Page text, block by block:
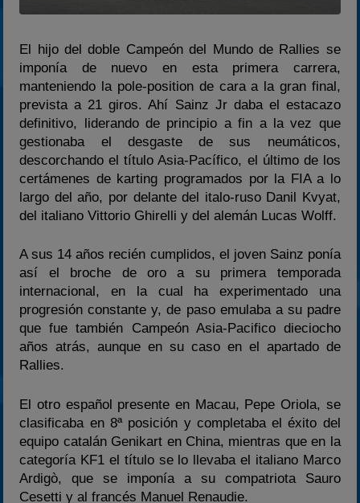
El hijo del doble Campeón del Mundo de Rallies se
imponía de nuevo en esta primera carrera,
manteniendo la pole-position de cara a la gran final,
prevista a 21 giros. Ahí Sainz Jr daba el estacazo
definitivo, liderando de principio a fin a la vez que
gestionaba el desgaste de sus neumáticos,
descorchando el título Asia-Pacífico, el último de los
certámenes de karting programados por la FIA a lo
largo del año, por delante del italo-ruso Danil Kvyat,
del italiano Vittorio Ghirelli y del alemán Lucas Wolff.
A sus 14 años recién cumplidos, el joven Sainz ponía
así el broche de oro a su primera temporada
internacional, en la cual ha experimentado una
progresión constante y, de paso emulaba a su padre
que fue también Campeón Asia-Pacifico dieciocho
años atrás, aunque en su caso en el apartado de
Rallies.
El otro español presente en Macau, Pepe Oriola, se
clasificaba en 8ª posición y completaba el éxito del
equipo catalán Genikart en China, mientras que en la
categoría KF1 el título se lo llevaba el italiano Marco
Ardigò, que se imponía a su compatriota Sauro
Cesetti y al francés Manuel Renaudie.